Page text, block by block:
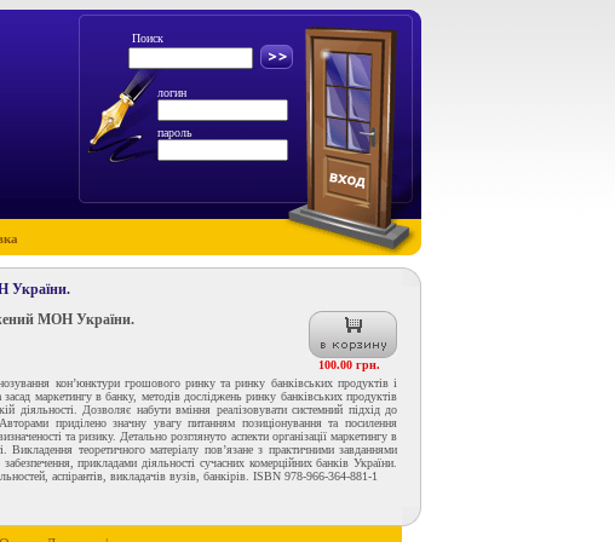
Поиск
логин
пароль
України.
100.00 грн.
МОН України.
кон’юнктури грошового ринку та ринку банківських продуктів і
маркетингу в банку, методів досліджень ринку банківських продуктів
діяльності. Дозволяє набути вміння реалізовувати системний підхід до
Авторами приділено значну увагу питанням позиціонування та посилення
та ризику. Детально розглянуто аспекти організації маркетингу в
Викладення теоретичного матеріалу пов’язане з практичними завданнями
прикладами діяльності сучасних комерційних банків України.
аспірантів, викладачів вузів, банкірів. ISBN 978-966-364-881-1